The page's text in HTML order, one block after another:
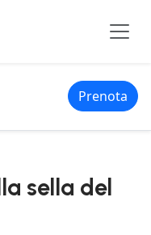
Prenota
sella del